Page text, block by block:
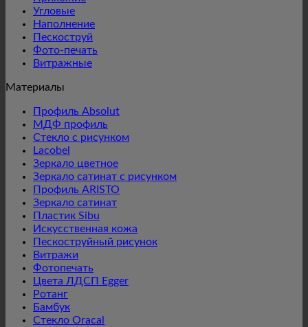
Угловые
Наполнение
Пескоструй
Фото-печать
Витражные
Материалы
Профиль Absolut
МДФ профиль
Стекло с рисунком
Lacobel
Зеркало цветное
Зеркало сатинат с рисунком
Профиль ARISTO
Зеркало сатинат
Пластик Sibu
Искусственная кожа
Пескоструйный рисунок
Витражи
Фотопечать
Цвета ЛДСП Egger
Ротанг
Бамбук
Стекло Oracal